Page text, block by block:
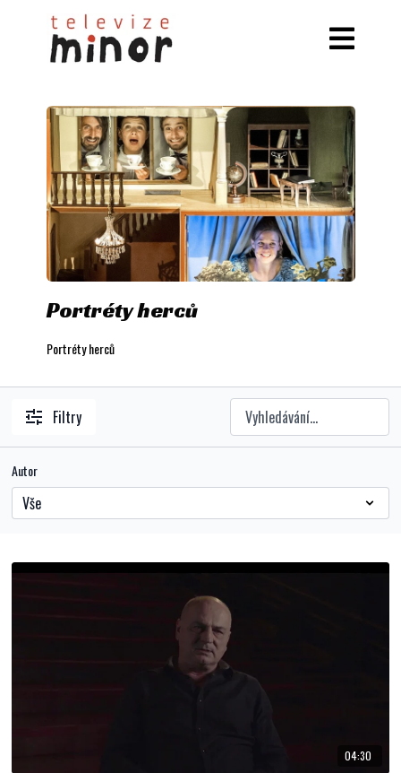
Portréty herců
Portréty herců
Filtry
Autor
04:30